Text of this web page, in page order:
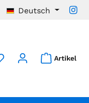
Deutsch
Artikel